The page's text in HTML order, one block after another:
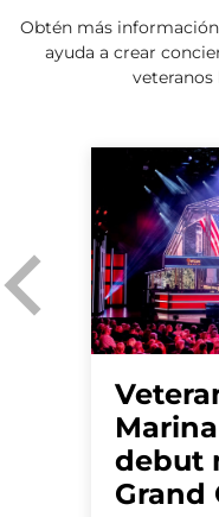
Obtén más
ayuda a crear
veteranos
debut
Grand